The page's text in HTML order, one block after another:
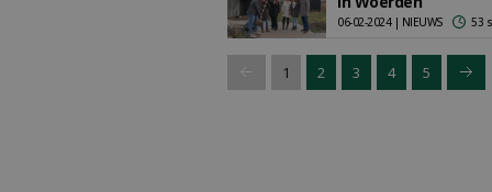
06-02-2024 | NIEUWS 53
1 2 3 4 5